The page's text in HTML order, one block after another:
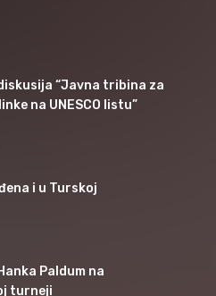
“Javna tribina za
na UNESCO listu”
i u Turskoj
Paldum na
turneji